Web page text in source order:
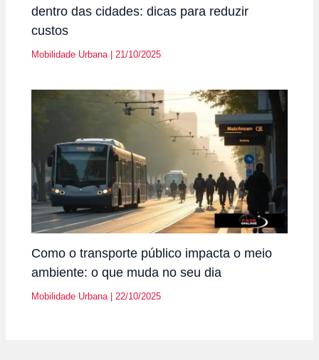
dentro das cidades: dicas para reduzir
custos
Mobilidade Urbana | 21/10/2025
Como o transporte público impacta o meio
ambiente: o que muda no seu dia
Mobilidade Urbana|22/10/2025